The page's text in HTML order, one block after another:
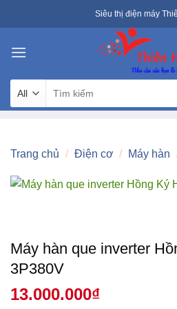
to
Siêu thị điện máy
kiếm:
Trang chủ / Điện cơ / Máy hàn
Máy hàn que inverter
3P380V
13.000.000₫